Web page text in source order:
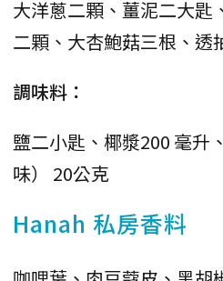
大洋蔥二顆、薑泥二大匙
二顆、大杏鮑菇三根、透
調味料：
鹽二小匙、椰漿200 毫升
味） 20公克
Hanah 私房香料